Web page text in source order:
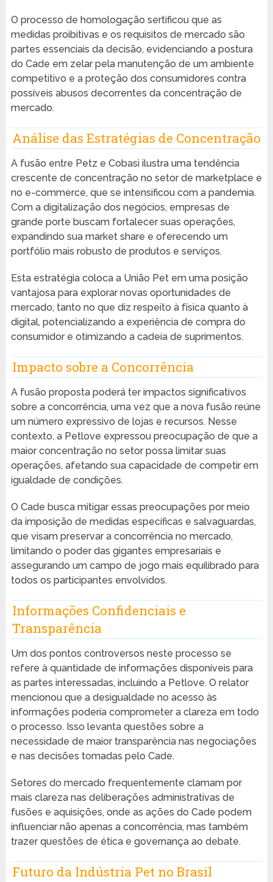
O processo de homologação sertificou que as
medidas proibitivas e os requisitos de mercado são
partes essenciais da decisão, evidenciando a postura
do Cade em zelar pela manutenção de um ambiente
competitivo e a proteção dos consumidores contra
possíveis abusos decorrentes da concentração de
mercado.
Análise das Estratégias de Concentração
A fusão entre Petz e Cobasi ilustra uma tendência
crescente de concentração no setor de marketplace e
no e-commerce, que se intensificou com a pandemia.
Com a digitalização dos negócios, empresas de
grande porte buscam fortalecer suas operações,
expandindo sua market share e oferecendo um
portfólio mais robusto de produtos e serviços.
Esta estratégia coloca a União Pet em uma posição
vantajosa para explorar novas oportunidades de
mercado, tanto no que diz respeito à física quanto à
digital, potencializando a experiência de compra do
consumidor e otimizando a cadeia de suprimentos.
Impacto sobre a Concorrência
A fusão proposta poderá ter impactos significativos
sobre a concorrência, uma vez que a nova fusão reúne
um número expressivo de lojas e recursos. Nesse
contexto, a Petlove expressou preocupação de que a
maior concentração no setor possa limitar suas
operações, afetando sua capacidade de competir em
igualdade de condições.
O Cade busca mitigar essas preocupações por meio
da imposição de medidas específicas e salvaguardas,
que visam preservar a concorrência no mercado,
limitando o poder das gigantes empresariais e
assegurando um campo de jogo mais equilibrado para
todos os participantes envolvidos.
Informações Confidenciais e
Transparência
Um dos pontos controversos neste processo se
refere à quantidade de informações disponíveis para
as partes interessadas, incluindo a Petlove. O relator
mencionou que a desigualdade no acesso às
informações poderia comprometer a clareza em todo
o processo. Isso levanta questões sobre a
necessidade de maior transparência nas negociações
e nas decisões tomadas pelo Cade.
Setores do mercado frequentemente clamam por
mais clareza nas deliberações administrativas de
fusões e aquisições, onde as ações do Cade podem
influenciar não apenas a concorrência, mas também
trazer questões de ética e governança ao debate.
Futuro da Indústria Pet no Brasil